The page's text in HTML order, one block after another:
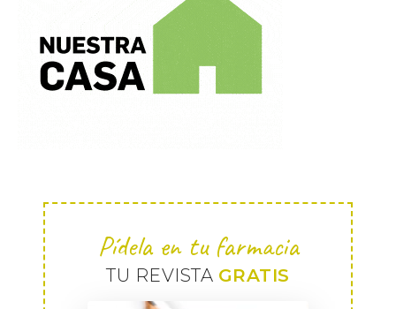
Pídela en tu farmacia
TU REVISTA GRATIS